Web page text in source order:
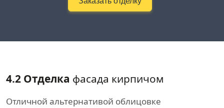
4.2 Отделка фасада кирпичом
Отличной альтернативой облицовке